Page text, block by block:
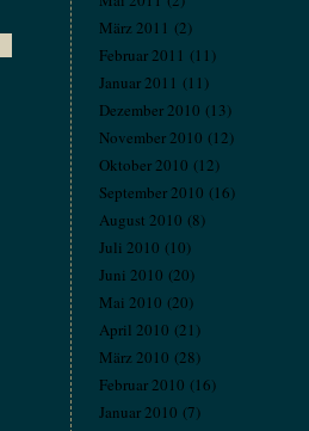
März 2011 (2)
Februar 2011 (11)
Januar 2011 (11)
Dezember 2010 (13)
November 2010 (12)
Oktober 2010 (12)
September 2010 (16)
August 2010 (8)
Juli 2010 (10)
Juni 2010 (20)
Mai 2010 (20)
April 2010 (21)
März 2010 (28)
Februar 2010 (16)
Januar 2010 (7)